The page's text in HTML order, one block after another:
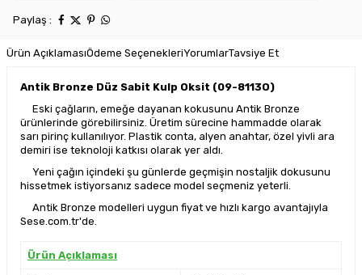
Paylaş :
Ürün AçıklamasıÖdeme SeçenekleriYorumlarTavsiye Et
Antik Bronze Düz Sabit Kulp Oksit (09-8113O)
Eski çağların, emeğe dayanan kokusunu Antik Bronze
ürünlerinde görebilirsiniz. Üretim sürecine hammadde olarak
sarı pirinç kullanılıyor. Plastik conta, alyen anahtar, özel yivli ara
demiri ise teknoloji katkısı olarak yer aldı.
Yeni çağın içindeki şu günlerde geçmişin nostaljik dokusunu
hissetmek istiyorsanız sadece model seçmeniz yeterli.
Antik Bronze modelleri uygun fiyat ve hızlı kargo avantajıyla
Sese.com.tr'de.
Ürün Açıklaması